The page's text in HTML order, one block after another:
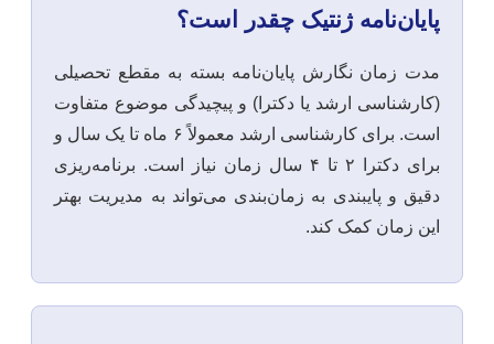
پایان‌نامه ژنتیک چقدر است؟
مدت زمان نگارش پایان‌نامه بسته به مقطع تحصیلی
(کارشناسی ارشد یا دکترا) و پیچیدگی موضوع متفاوت
است. برای کارشناسی ارشد معمولاً ۶ ماه تا یک سال و
برای دکترا ۲ تا ۴ سال زمان نیاز است. برنامه‌ریزی
دقیق و پایبندی به زمان‌بندی می‌تواند به مدیریت بهتر
این زمان کمک کند.